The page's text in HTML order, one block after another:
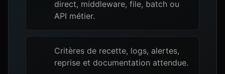
direct, middleware, file, batch ou
API métier.
Critères de recette, logs, alertes,
reprise et documentation attendue.